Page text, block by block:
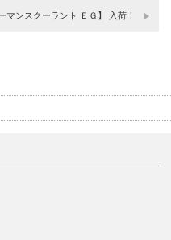
マンスクーラント ＥＧ】 入荷！